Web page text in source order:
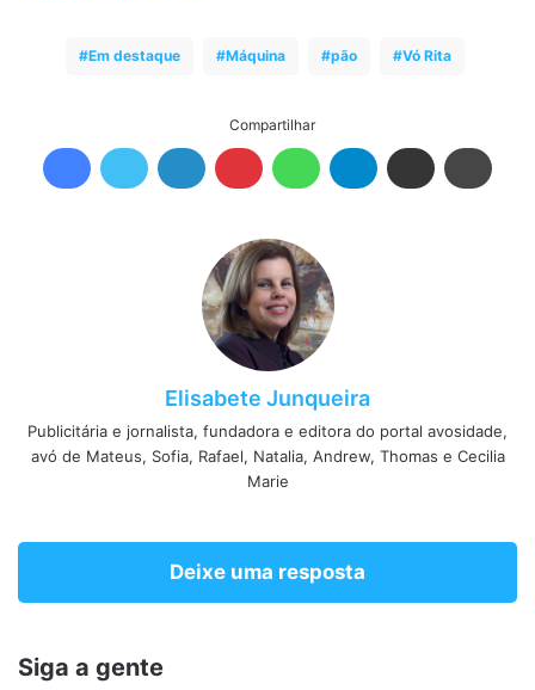
Em destaque Máquina pão Vó Rita
Compartilhar
Elisabete Junqueira
Publicitária e jornalista, fundadora e editora do portal avosidade,
avó de Mateus, Sofia, Rafael, Natalia, Andrew, Thomas e Cecilia
Marie
Deixe uma resposta
Siga a gente